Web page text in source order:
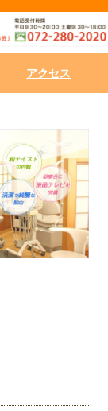
アクセス